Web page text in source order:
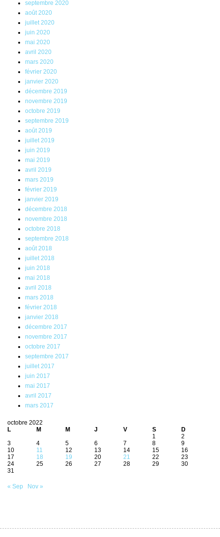
septembre 2020
août 2020
juillet 2020
juin 2020
mai 2020
avril 2020
mars 2020
février 2020
janvier 2020
décembre 2019
novembre 2019
octobre 2019
septembre 2019
août 2019
juillet 2019
juin 2019
mai 2019
avril 2019
mars 2019
février 2019
janvier 2019
décembre 2018
novembre 2018
octobre 2018
septembre 2018
août 2018
juillet 2018
juin 2018
mai 2018
avril 2018
mars 2018
février 2018
janvier 2018
décembre 2017
novembre 2017
octobre 2017
septembre 2017
juillet 2017
juin 2017
mai 2017
avril 2017
mars 2017
octobre 2022
L
M M J V S
D
1
2
3
4 5 6 7 8
9
10
11 12 13 14 15
16
17
18 19 20 21 22
23
24
25 26 27 28 29
30
31
« Sep Nov »